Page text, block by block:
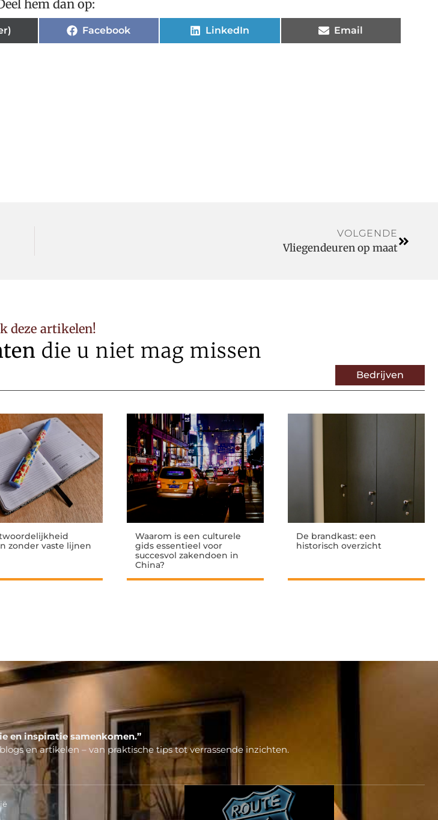
hem dan op:
Facebook LinkedIn Email
VOLGENDE
Vliegendeuren op maat
deze artikelen!
die u niet mag missen
Bedrijven
zonder vaste lijnen
Waarom is een culturele
gids essentieel voor
succesvol zakendoen in
China?
De brandkast: een
historisch overzicht
en inspiratie samenkomen.”
en artikelen – van praktische tips tot verrassende inzichten.